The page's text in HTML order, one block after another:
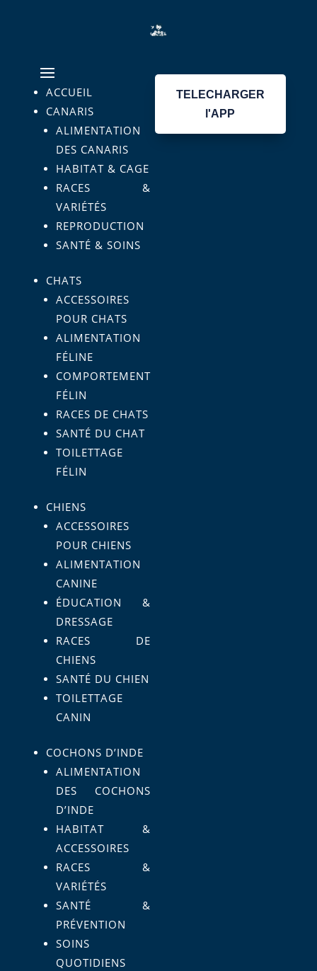
ACCUEIL
CANARIS
ALIMENTATION
DES CANARIS
HABITAT & CAGE
RACES &
VARIÉTÉS
REPRODUCTION
SANTÉ & SOINS
CHATS
ACCESSOIRES
POUR CHATS
ALIMENTATION
FÉLINE
COMPORTEMENT
FÉLIN
RACES DE CHATS
SANTÉ DU CHAT
TOILETTAGE
FÉLIN
CHIENS
ACCESSOIRES
POUR CHIENS
ALIMENTATION
CANINE
ÉDUCATION &
DRESSAGE
RACES DE
CHIENS
SANTÉ DU CHIEN
TOILETTAGE
CANIN
COCHONS D’INDE
ALIMENTATION
DES COCHONS
D’INDE
HABITAT &
ACCESSOIRES
RACES &
VARIÉTÉS
SANTÉ &
PRÉVENTION
SOINS
QUOTIDIENS
TELECHARGER
l'APP